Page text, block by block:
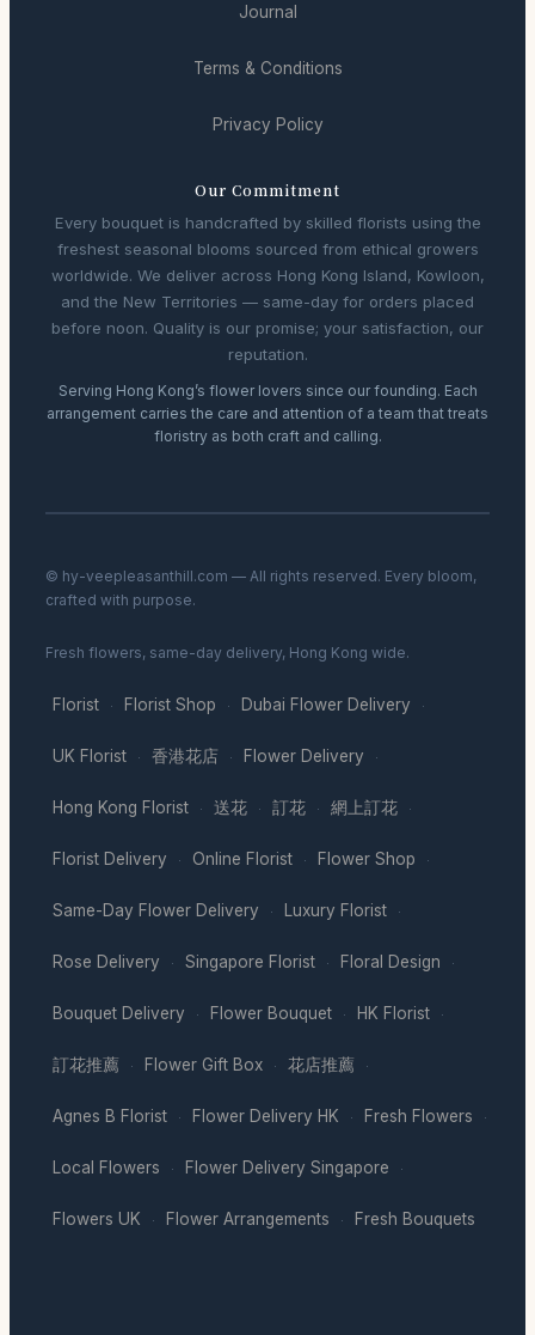
Journal
Terms & Conditions
Privacy Policy
Our Commitment
Every bouquet is handcrafted by skilled florists using the
freshest seasonal blooms sourced from ethical growers
worldwide. We deliver across Hong Kong Island, Kowloon,
and the New Territories — same-day for orders placed
before noon. Quality is our promise; your satisfaction, our
reputation.
Serving Hong Kong’s flower lovers since our founding. Each
arrangement carries the care and attention of a team that treats
floristry as both craft and calling.
© hy-veepleasanthill.com — All rights reserved. Every bloom,
crafted with purpose.
Fresh flowers, same-day delivery, Hong Kong wide.
Florist · Florist Shop · Dubai Flower Delivery ·
UK Florist · 香港花店 · Flower Delivery ·
Hong Kong Florist · 送花 · 訂花 · 網上訂花 ·
Florist Delivery · Online Florist · Flower Shop ·
Same-Day Flower Delivery · Luxury Florist ·
Rose Delivery · Singapore Florist · Floral Design ·
Bouquet Delivery · Flower Bouquet · HK Florist ·
訂花推薦 · Flower Gift Box · 花店推薦 ·
Agnes B Florist · Flower Delivery HK · Fresh Flowers ·
Local Flowers · Flower Delivery Singapore ·
Flowers UK · Flower Arrangements · Fresh Bouquets